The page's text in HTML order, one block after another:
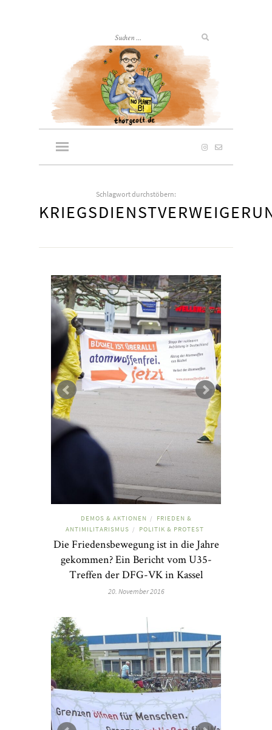
Schlagwort durchstöbern:
DEMOS & AKTIONEN /
FRIEDEN &
ANTIMILITARISMUS / POLITIK & PROTEST
Die Friedensbewegung ist in die Jahre
gekommen? Ein Bericht vom U35-
Treffen der DFG-VK in Kassel
20. November 2016